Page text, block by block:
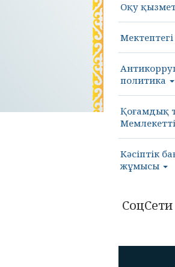
Оқу
политика
Қоғамдық
Кәсіптік
жұмысы
СоцСети